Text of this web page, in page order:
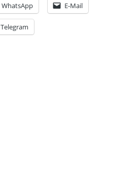
WhatsApp E-Mail
Telegram